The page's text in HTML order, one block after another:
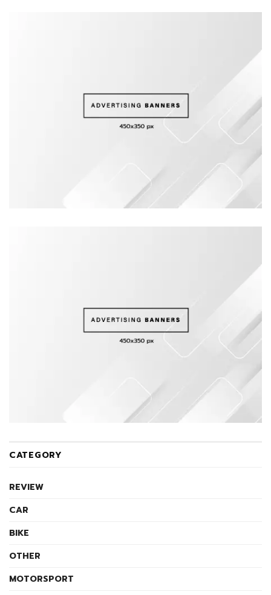
CATEGORY
REVIEW
CAR
BIKE
OTHER
MOTORSPORT